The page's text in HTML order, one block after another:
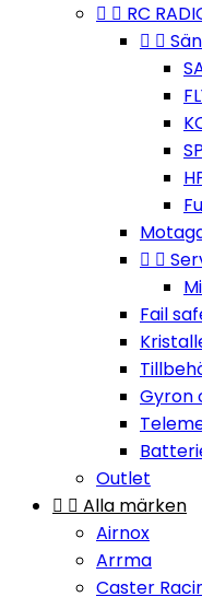
  RC
 
 
Fail
Gyron
Outlet
  Alla märken
Airnox
Arrma
Caster